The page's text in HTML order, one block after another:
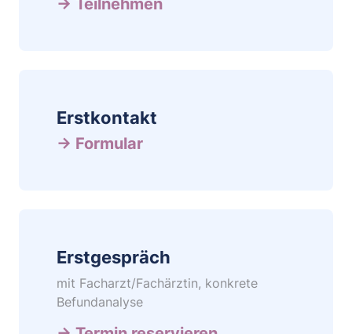
Erstkontakt
→ Formular
Erstgespräch
mit Facharzt/Fachärztin, konkrete
Befundanalyse